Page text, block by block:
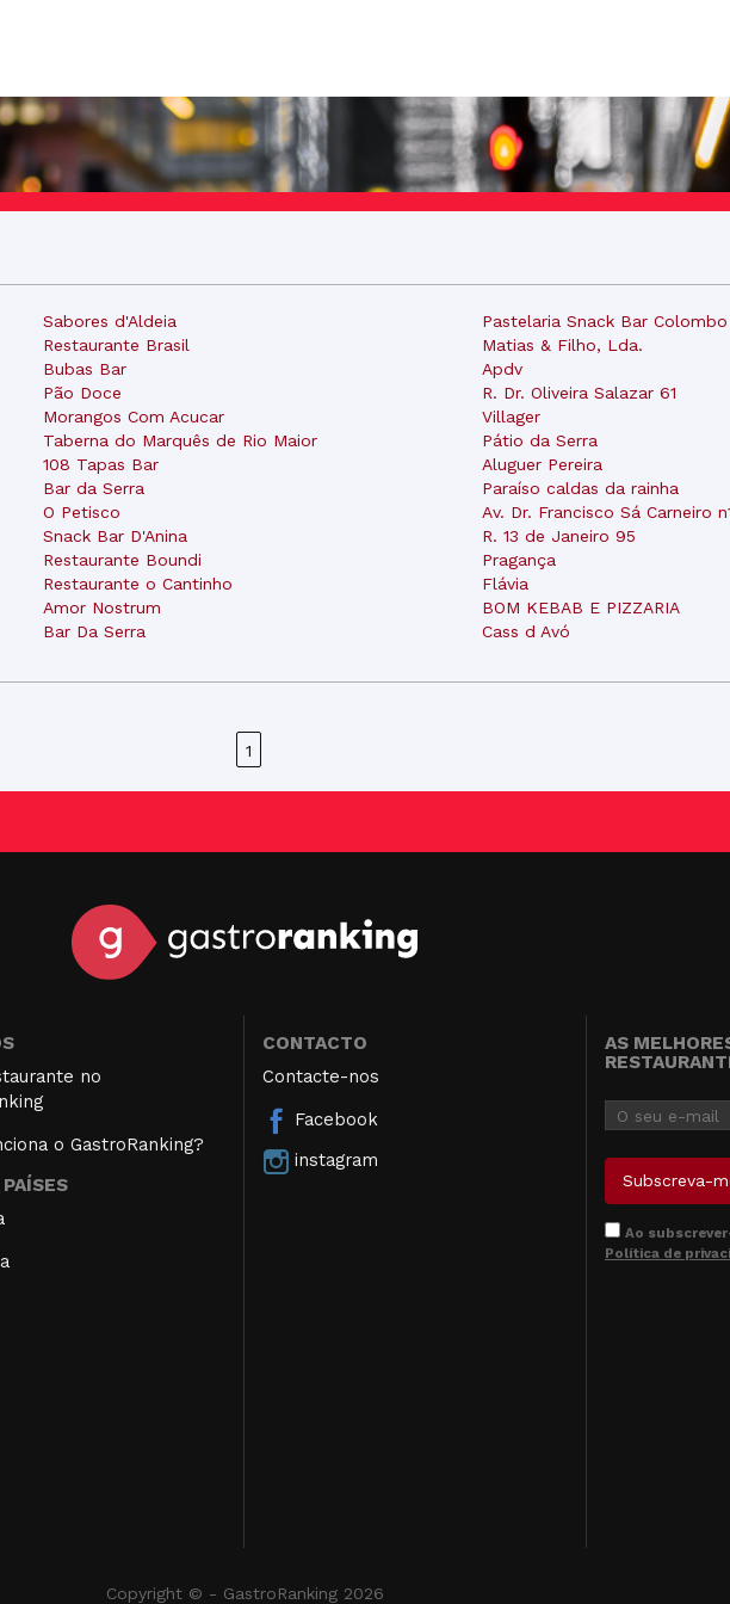
Sabores d'Aldeia
Restaurante Brasil
Bubas Bar
Pão Doce
Morangos Com Acucar
Taberna do Marquês de Rio Maior
108 Tapas Bar
Bar da Serra
O Petisco
Snack Bar D'Anina
Restaurante Boundi
Restaurante o Cantinho
Amor Nostrum
Bar Da Serra
Pastelaria Snack Bar
Matias & Filho, Lda.
Apdv
R. Dr. Oliveira Salazar 61
Villager
Pátio da Serra
Aluguer Pereira
Paraíso caldas da rainha
Av. Dr. Francisco Sá Carneiro
R. 13 de Janeiro 95
Pragança
Flávia
BOM KEBAB E PIZZARIA
Cass d Avó
1
no
o GastroRanking?
CONTACTO
Contacte-nos
Facebook
instagram
AS
Ao
Política de
Copyright © - GastroRanking 2026